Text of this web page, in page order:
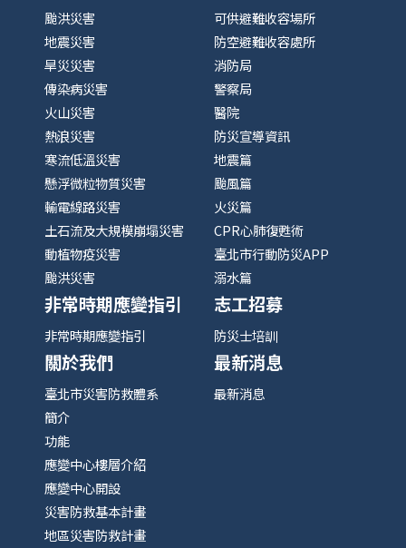
颱洪災害
地震災害
旱災災害
傳染病災害
火山災害
熱浪災害
寒流低溫災害
懸浮微粒物質災害
輸電線路災害
土石流及大規模崩塌災害
動植物疫災害
颱洪災害
可供避難收容場所
防空避難收容處所
消防局
警察局
醫院
防災宣導資訊
地震篇
颱風篇
火災篇
CPR心肺復甦術
臺北市行動防災APP
溺水篇
非常時期應變指引
非常時期應變指引
志工招募
防災士培訓
關於我們
臺北市災害防救體系
簡介
功能
應變中心樓層介紹
應變中心開設
災害防救基本計畫
地區災害防救計畫
最新消息
最新消息